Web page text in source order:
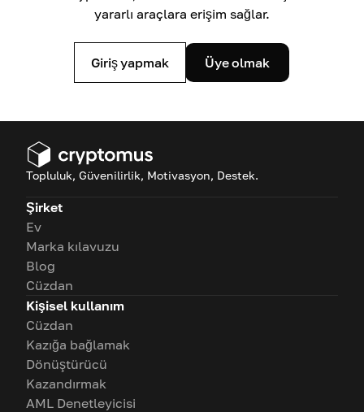
yararlı araçlara erişim sağlar.
Giriş yapmak Üye olmak
Topluluk, Güvenilirlik, Motivasyon, Destek.
Şirket
Ev
Marka kılavuzu
Blog
Cüzdan
Kişisel kullanım
Cüzdan
Kazığa bağlamak
Dönüştürücü
Kazandırmak
AML Denetleyicisi